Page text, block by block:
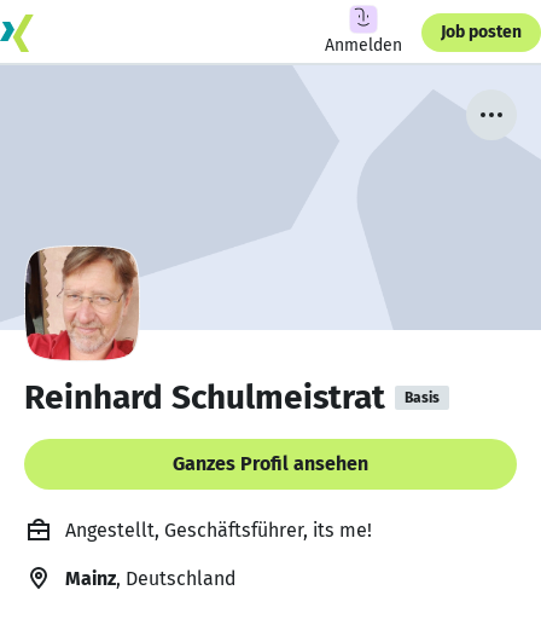
Anmelden
Job posten
Reinhard Schulmeistrat Basis
Ganzes Profil ansehen
Angestellt, Geschäftsführer, its me!
Mainz, Deutschland